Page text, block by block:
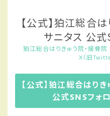
【公式】狛江総合
サニタス 公式
狛江総合はりきゅう院・接骨
X（旧
【公式】狛江総合はり
公式SNSフォ